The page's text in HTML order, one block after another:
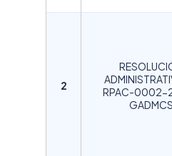
2
RPAC-0002-
GADMCS